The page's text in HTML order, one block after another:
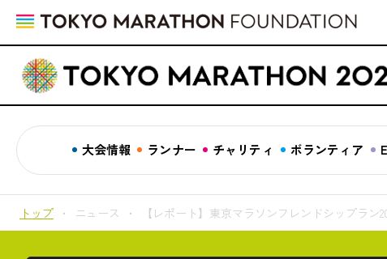
大会情報 ランナー チャリティ ボランティア
トップ ニュース 【レポート】東京マラソンフレンドシップラン